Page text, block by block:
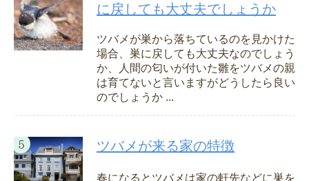
に戻しても大丈夫でしょうか
ツバメが巣から落ちているのを見かけた
場合、巣に戻しても大丈夫なのでしょう
か、人間の匂いが付いた雛をツバメの親
は育てないと言いますがどうしたら良い
のでしょうか ...
ツバメが来る家の特徴
春になるとツバメは家の軒先などに巣を